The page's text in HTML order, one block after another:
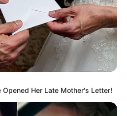
Opened Her Late Mother's Letter!